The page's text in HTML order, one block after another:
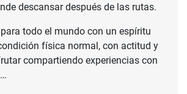
descansar después de las rutas.
todo el mundo con un espíritu
física normal, con actitud y
compartiendo experiencias con